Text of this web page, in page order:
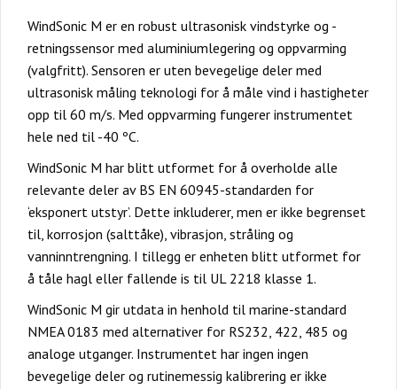
WindSonic M er en robust ultrasonisk vindstyrke og -
retningssensor med aluminiumlegering og oppvarming
(valgfritt). Sensoren er uten bevegelige deler med
ultrasonisk måling teknologi for å måle vind i hastigheter
opp til 60 m/s. Med oppvarming fungerer instrumentet
hele ned til -40 ºC.
WindSonic M har blitt utformet for å overholde alle
relevante deler av BS EN 60945-standarden for
‘eksponert utstyr’. Dette inkluderer, men er ikke begrenset
til, korrosjon (salttåke), vibrasjon, stråling og
vanninntrengning. I tillegg er enheten blitt utformet for
å tåle hagl eller fallende is til UL 2218 klasse 1.
WindSonic M gir utdata in henhold til marine-standard
NMEA 0183 med alternativer for RS232, 422, 485 og
analoge utganger. Instrumentet har ingen ingen
bevegelige deler og rutinemessig kalibrering er ikke